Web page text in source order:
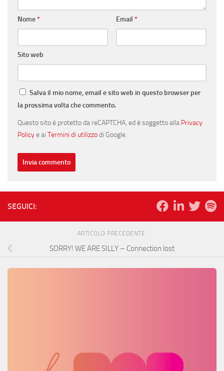
Nome* Email *
Sito web
Salva il mio nome, email e sito web in questo browser per
la prossima volta che commento.
Questo sito è protetto da reCAPTCHA, ed è soggetto alla Privacy
Policye ai Termini di utilizzodi Google.
SEGUICI:
ARTICOLO PRECEDENTE
SORRY! WE ARE SILLY – Connection lost